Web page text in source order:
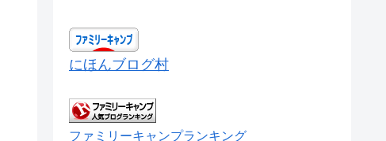
にほんブログ村
ファミリーキャンプランキング